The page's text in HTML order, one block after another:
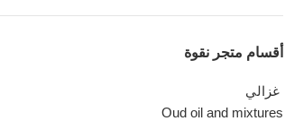
أقسام متجر نقوة
Oud oil and mixtures